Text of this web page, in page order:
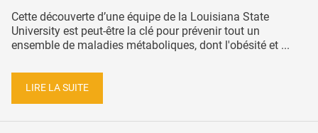
Cette découverte d’une équipe de la Louisiana State
University est peut-être la clé pour prévenir tout un
ensemble de maladies métaboliques, dont l'obésité et ...
LIRE LA SUITE